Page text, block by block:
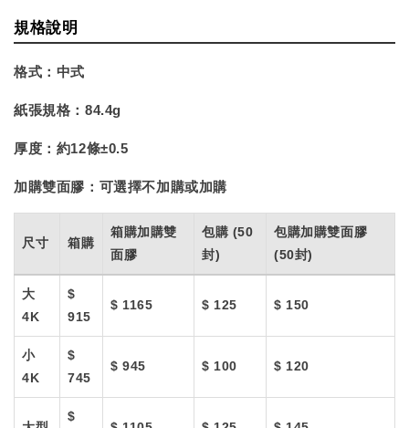
規格說明
格式： 中式
紙張規格： 84.4g
厚度： 約12條±0.5
加購雙面膠： 可選擇不加購或加購
尺寸 箱購
箱購加購雙
面膠
包購 (50
封)
包購加購雙面膠
(50封)
大
4K
$
915
$ 1165 $ 125 $ 150
小
4K
$
745
$ 945 $ 100 $ 120
$